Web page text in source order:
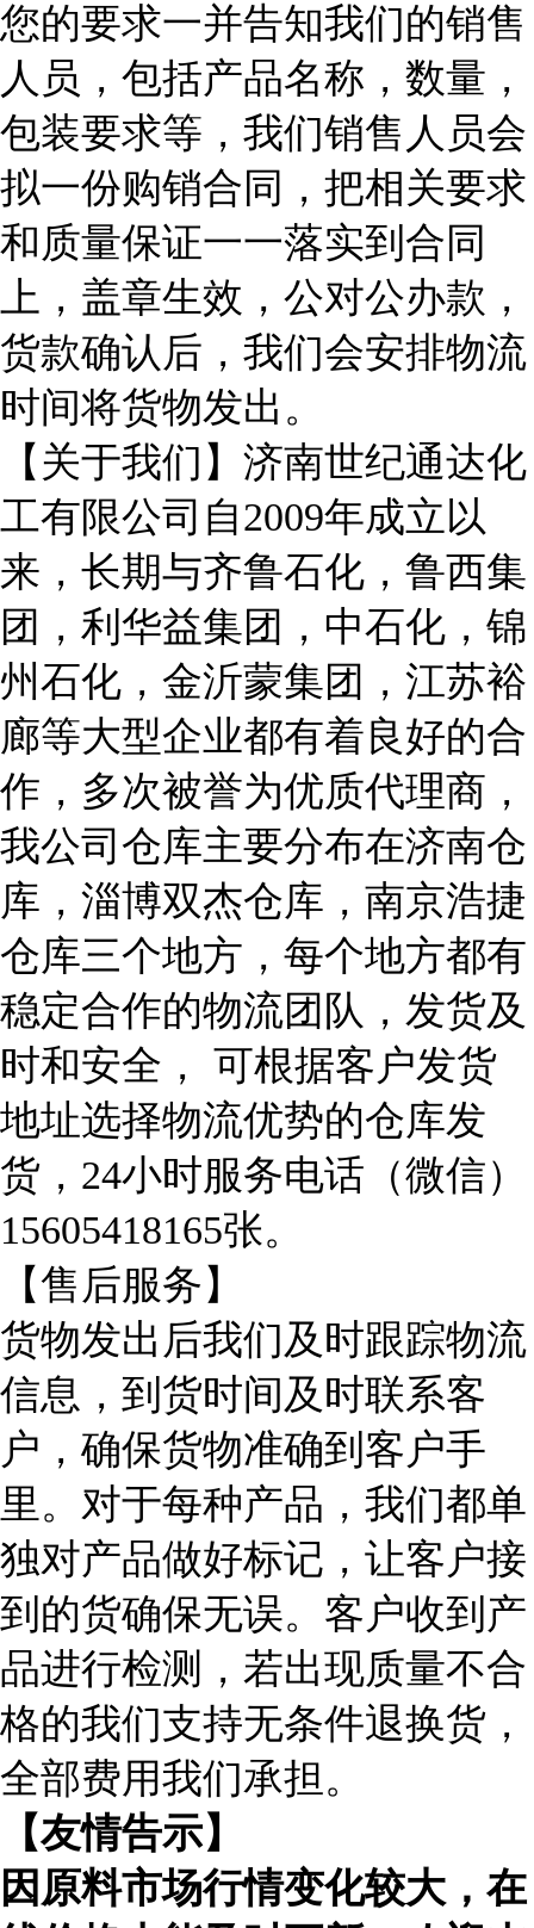
您的要求一并告知我们的销售
人员，包括产品名称，数量，
包装要求等，我们销售人员会
拟一份购销合同，把相关要求
和质量保证一一落实到合同
上，盖章生效，公对公办款，
货款确认后，我们会安排物流
时间将货物发出。
【关于我们】济南世纪通达化
工有限公司自2009年成立以
来，长期与齐鲁石化，鲁西集
团，利华益集团，中石化，锦
州石化，金沂蒙集团，江苏裕
廊等大型企业都有着良好的合
作，多次被誉为优质代理商，
我公司仓库主要分布在济南仓
库，淄博双杰仓库，南京浩捷
仓库三个地方，每个地方都有
稳定合作的物流团队，发货及
时和安全， 可根据客户发货
地址选择物流优势的仓库发
货，24小时服务电话（微信）
15605418165张。
【售后服务】
货物发出后我们及时跟踪物流
信息，到货时间及时联系客
户，确保货物准确到客户手
里。对于每种产品，我们都单
独对产品做好标记，让客户接
到的货确保无误。客户收到产
品进行检测，若出现质量不合
格的我们支持无条件退换货，
全部费用我们承担。
【友情告示】
因原料市场行情变化较大，在